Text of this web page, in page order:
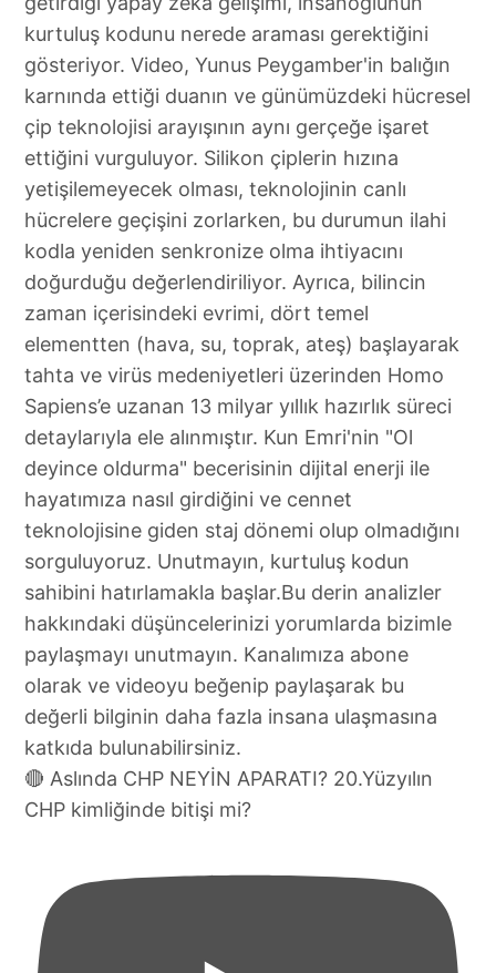
🔴 Aslında CHP NEYİN APARATI? 20.Yüzyılın
CHP kimliğinde bitişi mi?